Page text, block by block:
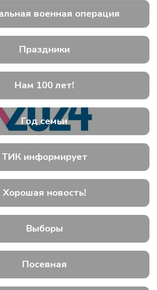
военная операция
Праздники
Нам 100 лет!
Год семьи
ТИК информирует
Хорошая новость!
Выборы
Посевная